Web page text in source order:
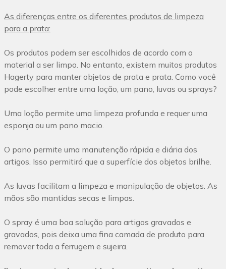
As diferenças entre os diferentes produtos de limpeza
para a prata:
Os produtos podem ser escolhidos de acordo com o
material a ser limpo. No entanto, existem muitos produtos
Hagerty para manter objetos de prata e prata. Como você
pode escolher entre uma loção, um pano, luvas ou sprays?
Uma loção permite uma limpeza profunda e requer uma
esponja ou um pano macio.
O pano permite uma manutenção rápida e diária dos
artigos. Isso permitirá que a superfície dos objetos brilhe.
As luvas facilitam a limpeza e manipulação de objetos. As
mãos são mantidas secas e limpas.
O spray é uma boa solução para artigos gravados e
gravados, pois deixa uma fina camada de produto para
remover toda a ferrugem e sujeira.